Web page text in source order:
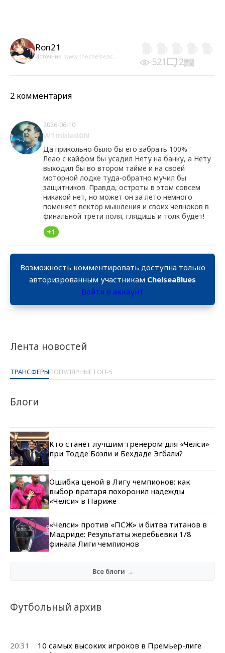
Лента новостей
ТРАНСФЕРЫПОПУЛЯРНЫЕТОП-5
Блоги
Кто станет лучшим тренером для «Челси»
при Тодде Боэли и Бехдаде Эгбали?
Ошибка ценой в Лигу чемпионов: как
выбор вратаря похоронил надежды
«Челси» в Париже
«Челси» против «ПСЖ» и битва титанов в
Мадриде: Результаты жеребьевки 1/8
финала Лиги чемпионов
Все блоги →
Футбольный архив
20:31
10 самых высоких игроков в Премьер-лиге
Ron21
Источник: www.thechelseac... 521 2
2 комментария
2026-06-10
W1mbled0N
Да прикольно было бы его забрать 100%
Леао с кайфом бы усадил Нету на банку, а Нету
выходил бы во втором тайме и на своей
моторной лодке туда-обратно мучил бы
защитников. Правда, остроты в этом совсем
никакой нет, но может он за лето немного
поменяет вектор мышления и своих челноков в
финальной трети поля, глядишь и толк будет!
+1
Возможность комментировать доступна только
авторизрованным участникам ChelseaBlues
Войти в аккаунт